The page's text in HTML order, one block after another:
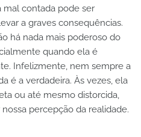
mal contada pode ser
a graves consequências.
há nada mais poderoso do
quando ela é
Infelizmente, nem sempre a
é a verdadeira. Às vezes, ela
ou até mesmo distorcida,
percepção da realidade.